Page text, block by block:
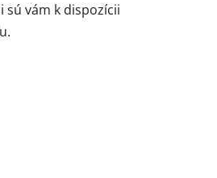
sú vám k dispozícii